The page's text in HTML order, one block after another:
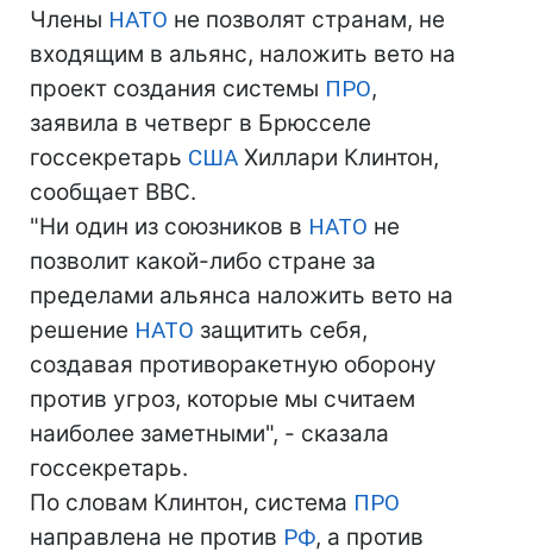
Члены НАТО не позволят странам, не
входящим в альянс, наложить вето на
проект создания системы ПРО,
заявила в четверг в Брюсселе
госсекретарь США Хиллари Клинтон,
сообщает BBC.
"Ни один из союзников в НАТО не
позволит какой-либо стране за
пределами альянса наложить вето на
решение НАТО защитить себя,
создавая противоракетную оборону
против угроз, которые мы считаем
наиболее заметными", - сказала
госсекретарь.
По словам Клинтон, система ПРО
направлена не против РФ, а против